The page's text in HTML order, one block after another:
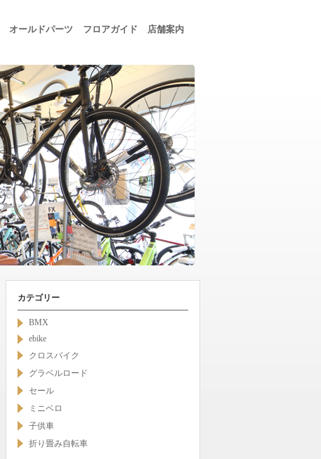
オールドパーツ フロアガイド 店舗案内
カテゴリー
BMX
ebike
クロスバイク
グラベルロード
セール
ミニベロ
子供車
折り畳み自転車